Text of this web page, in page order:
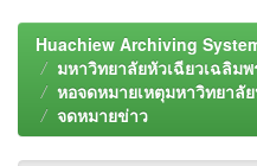
Huachiew Archiving
มหาวิทยาลัยหัวเฉียวเฉลิมพ
หอจดหมายเหตุมหาวิทยาลั
จดหมายข่าว